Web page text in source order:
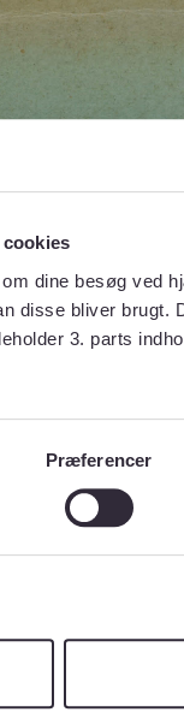
dine besøg ved
disse bliver
3. parts
Præferencer